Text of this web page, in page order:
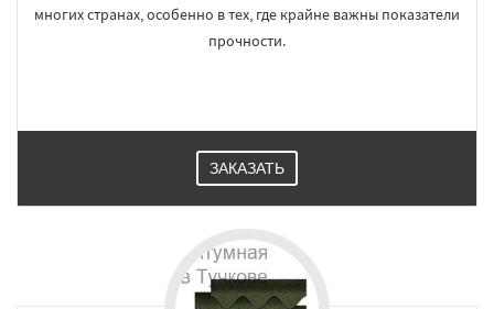
Фосфоритный
Черкизово Черусти
многих странах, особенно в тех, где крайне важны показатели
прочности.
ЗАКАЗАТЬ
Даю согласие на обработку персональных данных